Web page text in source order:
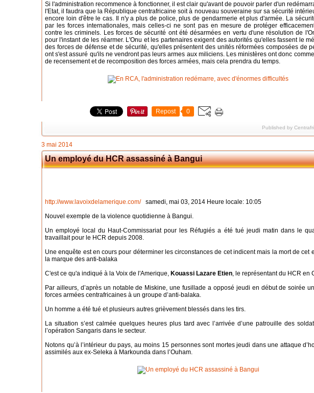
Si l'administration recommence à fonctionner, il est clair qu'avant de pouvoir parler d'un
l'Etat, il faudra que la République centrafricaine soit à nouveau souveraine sur sa sécurité
encore loin d'être le cas. Il n'y a plus de police, plus de gendarmerie et plus d'armée. La
par les forces internationales, mais celles-ci ne sont pas en mesure de protéger
contre les criminels. Les forces de sécurité ont été désarmées en vertu d'une résolution de
pour l'instant de les réarmer. L'Onu et les partenaires exigent des autorités qu'elles fassent le
des forces de défense et de sécurité, qu'elles présentent des unités réformées composées de
ont s'est assuré qu'ils ne vendront pas leurs armes aux miliciens. Les ministères ont donc
de recensement et de recomposition des forces armées, mais cela prendra du temps.
Repost 0
Published by
3 mai 2014
Un employé du HCR assassiné à Bangui
http://www.lavoixdelamerique.com/samedi, mai 03, 2014 Heure locale: 10:05
Nouvel exemple de la violence quotidienne à Bangui.
Un employé local du Haut-Commissariat pour les Réfugiés a été tué jeudi matin dans le
travaillait pour le HCR depuis 2008.
Une enquête est en cours pour déterminer les circonstances de cet indicent mais la mort de cet
la marque des anti-balaka
C'est ce qu'a indiqué à la Voix de l'Amerique, Kouassi Lazare Etien, le représentant du HCR en
Par ailleurs, d’après un notable de Miskine, une fusillade a opposé jeudi en début de soirée
forces armées centrafricaines à un groupe d’anti-balaka.
Un homme a été tué et plusieurs autres grièvement blessés dans les tirs.
La situation s’est calmée quelques heures plus tard avec l’arrivée d’une patrouille des
l’opération Sangaris dans le secteur.
Notons qu’à l’intérieur du pays, au moins 15 personnes sont mortes jeudi dans une attaque
assimilés aux ex-Seleka à Markounda dans l’Ouham.